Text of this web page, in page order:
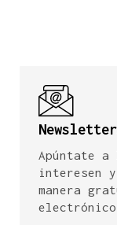
Apúntate a
interesen
manera
electrónico